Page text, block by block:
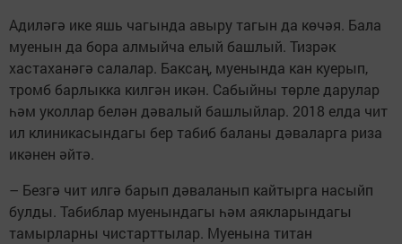
Адиләгә ике яшь чагында авыру тагын да көчәя. Бала
муенын да бора алмыйча елый башлый. Тизрәк
хастаханәгә салалар. Баксаң, муенында кан куерып,
тромб барлыкка килгән икән. Сабыйны төрле дарулар
һәм уколлар белән дәвалый башлыйлар. 2018 елда чит
ил клиникасындагы бер табиб баланы дәваларга риза
икәнен әйтә.
– Безгә чит илгә барып дәваланып кайтырга насыйп
булды. Табиблар муенындагы һәм аякларындагы
тамырларны чистарттылар. Муенына титан